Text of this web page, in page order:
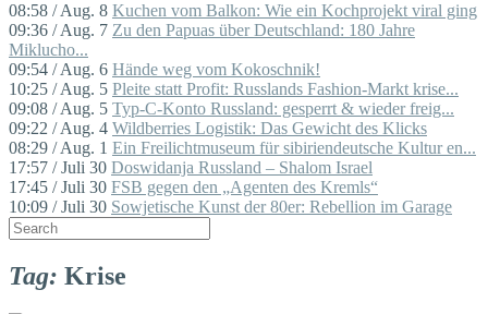
08:58 / Aug. 8 Kuchen vom Balkon: Wie ein Kochprojekt viral ging
09:36 / Aug. 7 Zu den Papuas über Deutschland: 180 Jahre
Miklucho...
09:54 / Aug. 6 Hände weg vom Kokoschnik!
10:25 / Aug. 5 Pleite statt Profit: Russlands Fashion-Markt krise...
09:08 / Aug. 5 Typ-C-Konto Russland: gesperrt & wieder freig...
09:22 / Aug. 4 Wildberries Logistik: Das Gewicht des Klicks
08:29 / Aug. 1 Ein Freilichtmuseum für sibiriendeutsche Kultur en...
17:57 / Juli 30 Doswidanja Russland – Shalom Israel
17:45 / Juli 30 FSB gegen den „Agenten des Kremls“
10:09 / Juli 30 Sowjetische Kunst der 80er: Rebellion im Garage
Tag: Krise